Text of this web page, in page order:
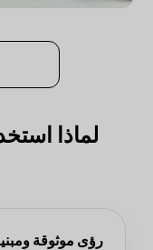
رؤى موثوقة